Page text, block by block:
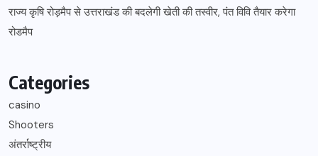
राज्य कृषि रोड़मैप से उत्तराखंड की बदलेगी खेती की तस्वीर, पंत विवि तैयार करेगा
रोडमैप
Categories
casino
Shooters
अंतर्राष्ट्रीय